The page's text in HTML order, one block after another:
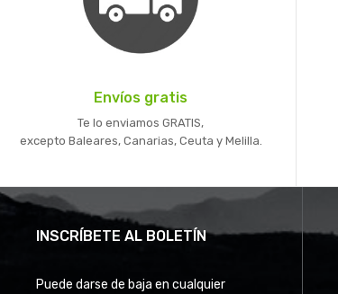
Envíos gratis
Te lo enviamos GRATIS,
excepto Baleares, Canarias, Ceuta y Melilla.
INSCRÍBETE AL BOLETÍN
Puede darse de baja en cualquier